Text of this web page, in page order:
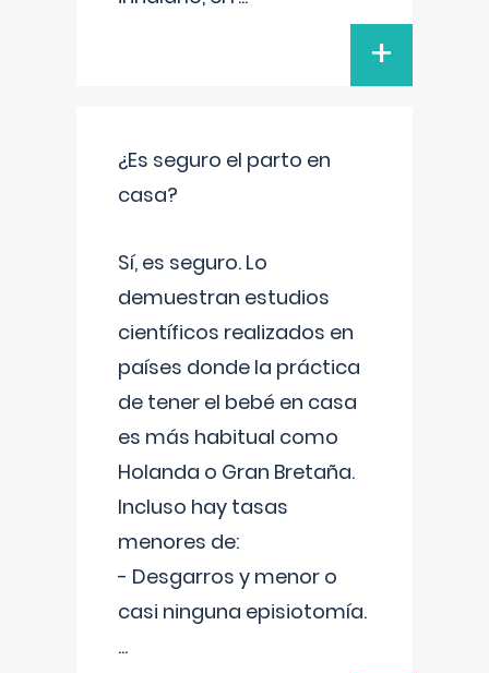
+
¿Es seguro el parto en
casa?
Sí, es seguro. Lo
demuestran estudios
científicos realizados en
países donde la práctica
de tener el bebé en casa
es más habitual como
Holanda o Gran Bretaña.
Incluso hay tasas
menores de:
- Desgarros y menor o
casi ninguna episiotomía.
...